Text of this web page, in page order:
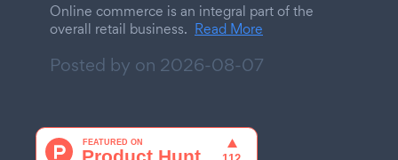
Online commerce is an integral part of the
overall retail business. Read More
Posted by on 2026-08-07